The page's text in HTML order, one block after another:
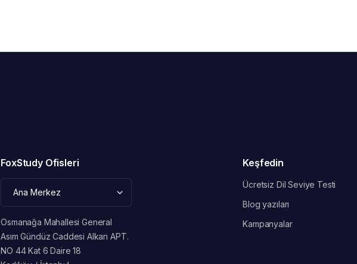
FoxStudy Ofisleri
Osmanağa Mahallesi General
Asım Gündüz Caddesi Alkan APT.
NO 44 Kat 6 Daire 18
Keşfedin
Ücretsiz Dil Seviye Testi
Blog yazıları
Kampanyalar